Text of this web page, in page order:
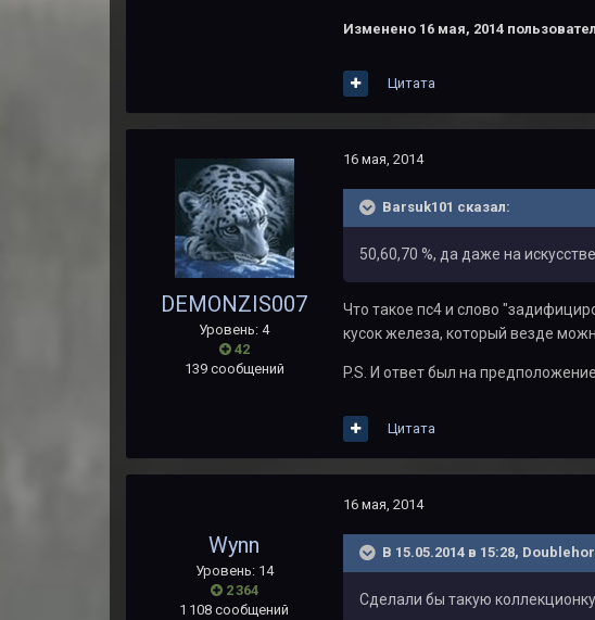
Изменено 16 мая, 2014
Цитата
DEMONZIS007
Уровень: 4
42
139 сообщений
16 мая, 2014
Barsuk101 сказал:
50,60,70 %, да даже на
Что такое пс4 и слово
кусок железа, который везде
P.S. И ответ был на
Цитата
Wynn
Уровень: 14
2 364
1 108 сообщений
16 мая, 2014
В 15.05.2014 в 15:28,
Сделали бы такую